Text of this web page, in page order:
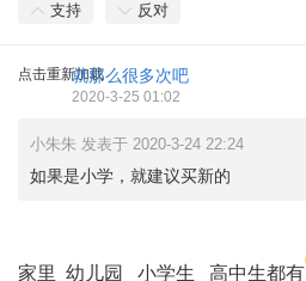
支持 反对
点击重新加载就那么很多次吧
2020-3-25 01:02
小朱朱 发表于 2020-3-24 22:24
如果是小学，就建议买新的
家里 幼儿园 小学生 高中生都有